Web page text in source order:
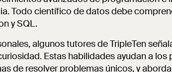
Todo científico de datos debe
y SQL.
algunos tutores de TripleTen
Estas habilidades ayudan a los
de resolver problemas únicos, y